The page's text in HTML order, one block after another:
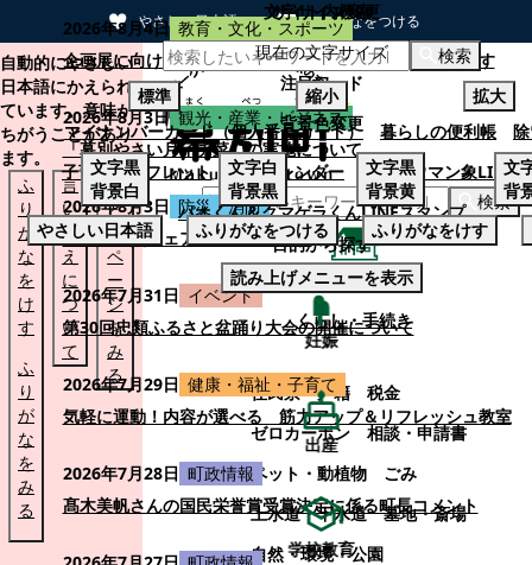
やさしい日本語 ひらがなをつける
本文へスキップする
自動的にやさしい
日本語にかえられ
ています。意味が
ちがうことがあり
ます。
ふ
り
が
な
を
け
す
ふ
り
が
な
を
み
る
言
い
替
え
に
つ
い
て
も
と
の
ペ
ー
ジ
を
み
る
検索
くらし・手続き
くらし・手続き
住民票・戸籍
税金
ゼロカーボン
相談・申請書
ペット・動植物
ごみ
上水道・下水道
墓地・斎場
自然・環境・公園
2026年8月4日 教育・文化・スポーツ
企画展に向けて：安東ウメ子さんとの思い出を募集します
2026年8月3日 観光・産業・ビジネス
「幕別やさい月イチ菜」の実施について
2026年8月3日 防災・消防
幕別町防災フェアの開催について
2026年7月31日 イベント
第30回忠類ふるさと盆踊り大会の開催について
2026年7月29日 健康・福祉・子育て
気軽に運動！内容が選べる 筋力アップ＆リフレッシュ教室
2026年7月28日 町政情報
髙木美帆さんの国民栄誉賞受賞決定に係る町長コメント
サイト内検索
検索
注目ワード
マイナンバーカード（個人番号カード） 暮らしの便利帳
子育てパンフレット
ごみカレンダー
忠類ナウマン象LINE
パオくん＆クマゲラくんLINEスタンプ
目的から探す
妊娠
出産
学校教育
文字サイズ変更
現在の文字サイズ
標準
縮小
拡大
背景色変更
文字黒
背景白
文字白
背景黒
文字黒
背景黄
文
背
やさしい日本語
ふりがなをつける ふりがなをけす
読み上げメニューを表示